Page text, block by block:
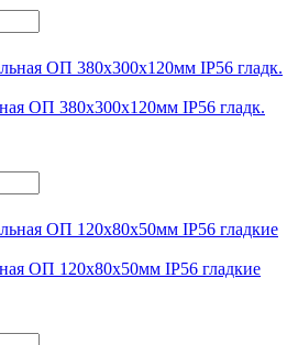
ОП 380х300х120мм IP56 гладк.
ОП 120х80х50мм IP56 гладкие